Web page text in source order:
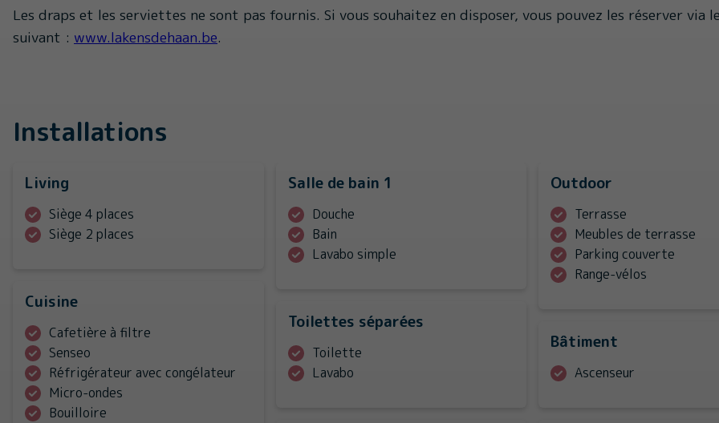
Les draps et les serviettes ne sont pas fournis. Si vous souhaitez en disposer, vous pouvez les réserver via
suivant : www.lakensdehaan.be.
Installations
Living
Siège 4 places
Siège 2 places
Cuisine
Cafetière à filtre
Senseo
Réfrigérateur avec congélateur
Micro-ondes
Bouilloire
Salle de bain 1
Douche
Bain
Lavabo simple
Toilettes séparées
Toilette
Lavabo
Outdoor
Terrasse
Meubles de terrasse
Parking couverte
Range-vélos
Bâtiment
Ascenseur